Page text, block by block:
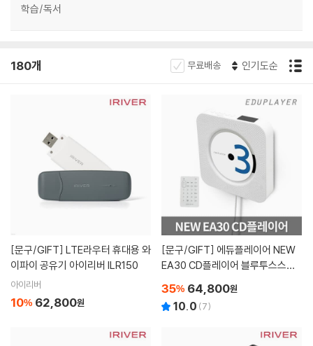
학습/독서
180개 무료배송 인기도순
[문구/GIFT]
이파이 공유기 아이리버 ILR150
아이리버
10% 62,800원
[문구/GIFT]
EA30 CD플레이어 블루투스스피
roSD재생
35% 64,800원
10.0 (7)